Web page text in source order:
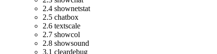
2.4 shownetstat
2.5 chatbox
2.6 textscale
2.7 showcol
2.8 showsound
3.1 cleardebug